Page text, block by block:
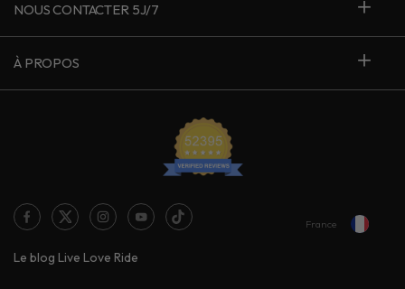
NOUS CONTACTER 5J/7
À PROPOS
Le blog Live Love Ride
France